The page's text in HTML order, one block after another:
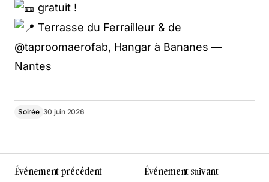
gratuit !
Terrasse du Ferrailleur & de
@taproomaerofab, Hangar à Bananes —
Nantes
Soirée 30 juin 2026
Événement précédent
Événement suivant